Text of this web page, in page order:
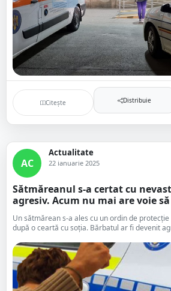
Citește Distribuie
AC
Actualitate
22 ianuarie 2025
Sătmăreanul s-a certat cu
agresiv. Acum nu mai are voie
Un sătmărean s-a ales cu un ordin de
după o ceartă cu soția. Bărbatul ar fi devenit